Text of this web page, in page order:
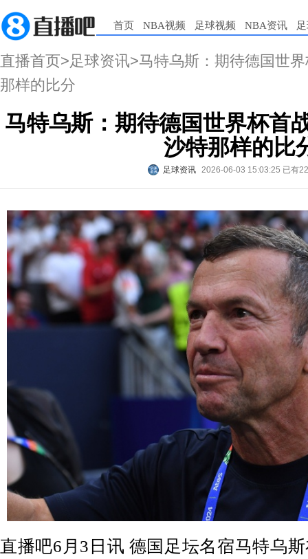
首页 NBA视频 足球视频 NBA资讯
直播首页>足球资讯>马特乌斯：期待德国世
那样的比分
马特乌斯：期待德国世界杯首
沙特那样的比
足球资讯 2026-06-03 15:03:25 已有
直播吧6月3日讯 德国足坛名宿马特乌